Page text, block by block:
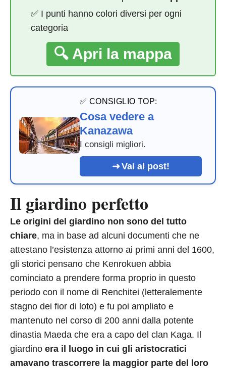
✅ I punti hanno colori diversi per ogni
categoria
🔍 Apri la mappa
✅ CONSIGLIO TOP:
Cosa vedere a
Kanazawa
I consigli migliori.
Vai al post!
Il giardino perfetto
Le origini del giardino non sono del tutto
chiare, ma in base ad alcuni documenti che ne
attestano l’esistenza attorno ai primi anni del 1600,
gli storici pensano che Kenrokuen abbia
cominciato a prendere forma proprio in questo
periodo con il nome di Renchitei (letteralemente
stagno dei fior di loto) e fu poi ampliato e
mantenuto nel corso di 200 anni dalla potente
dinastia Maeda che era a capo del clan Kaga. Il
giardino era il luogo in cui gli aristocratici
amavano trascorrere la maggior parte del loro